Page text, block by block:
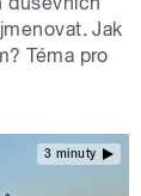
Jak
Téma pro
3 minuty